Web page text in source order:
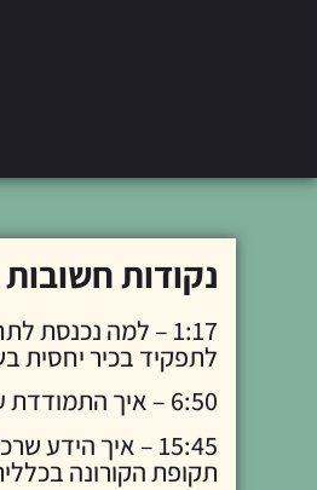
נקודות
1:17 – למה
לתפקיד בכיר יחסית
6:50 – איך התמודדת עם תקופת הקורונה כדובר קופת חולים?
15:45 – איך
תקופת הקורונה